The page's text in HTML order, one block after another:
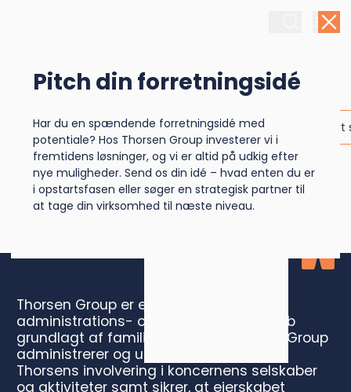
Pitch din forretningsidé
Har du en spændende forretningsidé med
potentiale? Hos Thorsen Group investerer vi i
fremtidens løsninger, og vi er altid på udkig efter
nye muligheder. Send os din idé – hvad enten du er
i opstartsfasen eller søger en strategisk partner til
at tage din virksomhed til næste niveau.
administrations- og
investeringsselskab
Thorsen Group er et familieejet
administrations- og investeringsselskab
grundlagt af familien Thorsen. Thorsen Group
administrerer og understøtter familien
Thorsens involvering i koncernens selskaber
og aktiviteter samt sikrer, at ejerskabet